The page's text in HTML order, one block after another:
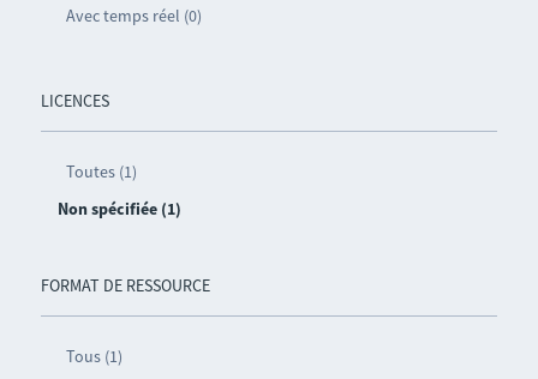
Avec temps réel (0)
LICENCES
Toutes (1)
Non spécifiée (1)
FORMAT DE RESSOURCE
Tous (1)